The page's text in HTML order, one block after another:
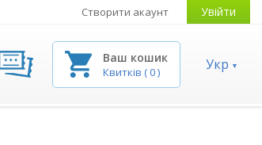
Створити акаунт Увійти
Ваш кошик
Квитків (0) Укр